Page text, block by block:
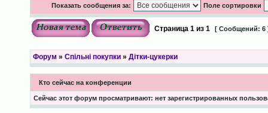
Показать сообщения за: Поле сортировки
Страница 1из 1 [ Сообщений: 6
Форум » Спільні покупки» Дітки-цукерки
Кто сейчас на конференции
Сейчас этот форум просматривают: нет зарегистрированных